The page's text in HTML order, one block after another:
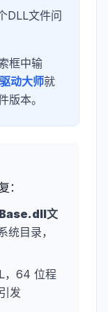
DLL文件问
框中输
驱动大师就
版本。
：
文
统目录，
，64 位程
发